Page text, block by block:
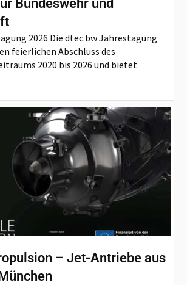
Bundeswehr und
2026 Die dtec.bw Jahrestagung
feierlichen Abschluss des
2020 bis 2026 und bietet
– Jet-Antriebe aus